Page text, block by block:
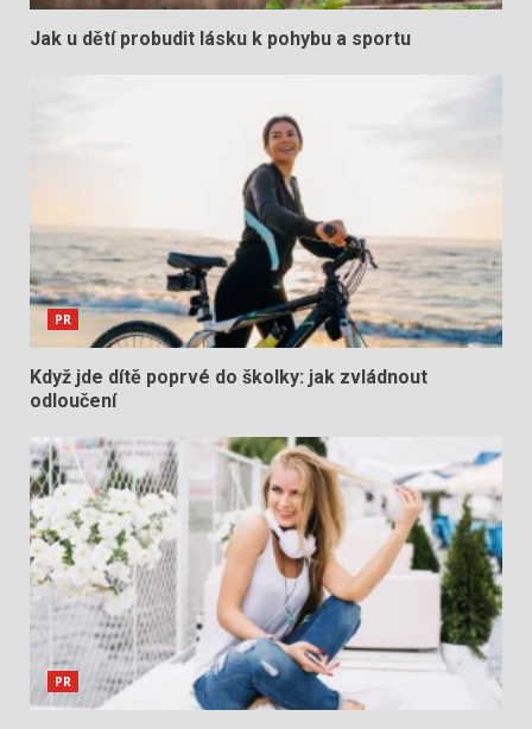
Jak u dětí probudit lásku k pohybu a sportu
PR
Když jde dítě poprvé do školky: jak zvládnout
odloučení
PR